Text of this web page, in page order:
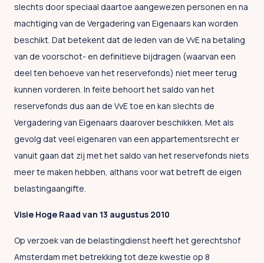
slechts door speciaal daartoe aangewezen personen en na
machtiging van de Vergadering van Eigenaars kan worden
beschikt. Dat betekent dat de leden van de VvE na betaling
van de voorschot- en definitieve bijdragen (waarvan een
deel ten behoeve van het reservefonds) niet meer terug
kunnen vorderen. In feite behoort het saldo van het
reservefonds dus aan de VvE toe en kan slechts de
Vergadering van Eigenaars daarover beschikken. Met als
gevolg dat veel eigenaren van een appartementsrecht er
vanuit gaan dat zij met het saldo van het reservefonds niets
meer te maken hebben, althans voor wat betreft de eigen
belastingaangifte.
Visie Hoge Raad van 13 augustus 2010
Op verzoek van de belastingdienst heeft het gerechtshof
Amsterdam met betrekking tot deze kwestie op 8